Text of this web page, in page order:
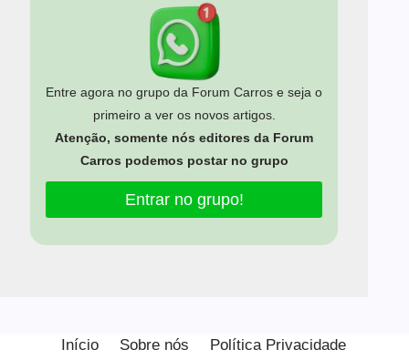
Entre agora no grupo da Forum Carros e seja o
primeiro a ver os novos artigos.
Atenção, somente nós editores da Forum
Carros podemos postar no grupo
Entrar no grupo!
Início Sobre nós
Política Privacidade
experiência em nosso site.
Você pode saber mais sobre quais cookies estamos usando